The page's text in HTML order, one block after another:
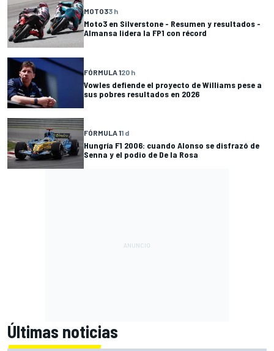
MOTO33 h
Moto3 en Silverstone - Resumen y resultados -
Almansa lidera la FP1 con récord
FÓRMULA 120 h
Vowles defiende el proyecto de Williams pese a
sus pobres resultados en 2026
FÓRMULA 11 d
Hungría F1 2006: cuando Alonso se disfrazó de
Senna y el podio de De la Rosa
Últimas noticias